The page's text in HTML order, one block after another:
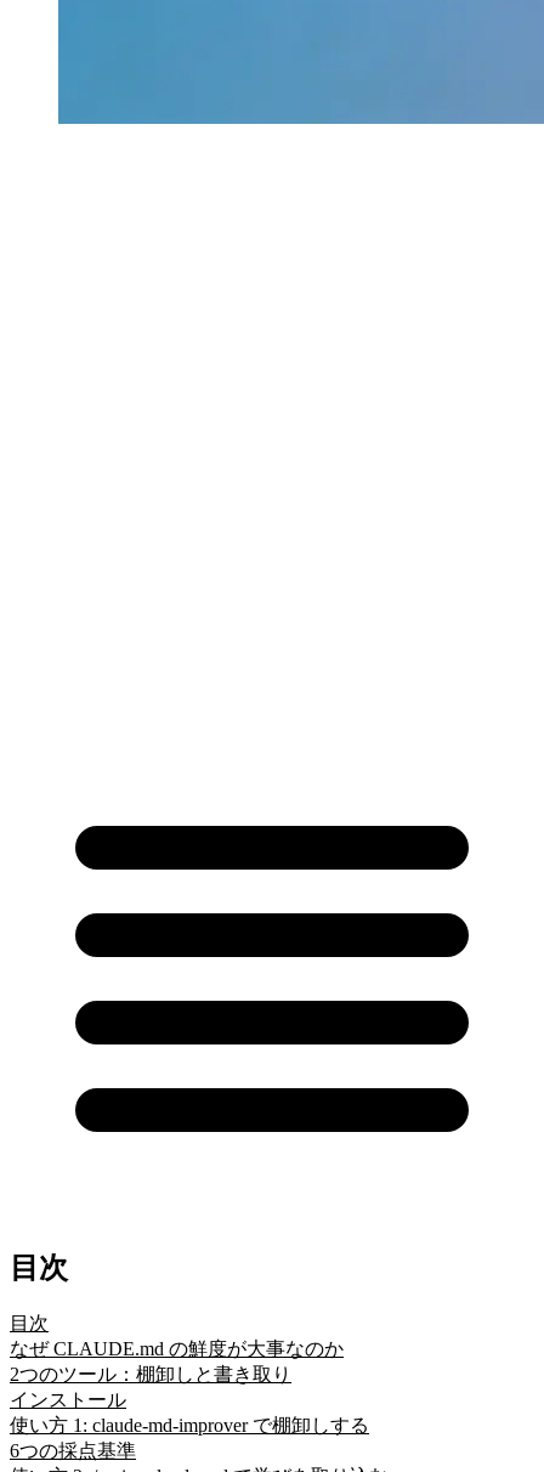
目次
目次
なぜ CLAUDE.md の鮮度が大事なのか
2つのツール：棚卸しと書き取り
インストール
使い方 1: claude-md-improver で棚卸しする
6つの採点基準